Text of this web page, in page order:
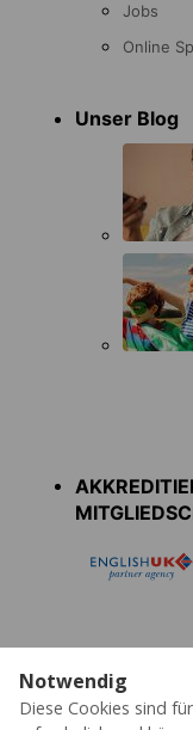
Notwendig
Diese Cookies sind
Jobs
Online
Unser Blog
Datenschutz